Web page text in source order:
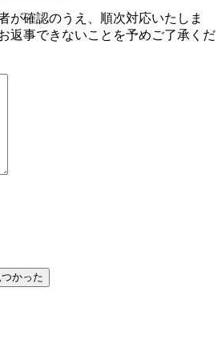
が確認のうえ、順次対応いたしま
返事できないことを予めご了承くだ
かった